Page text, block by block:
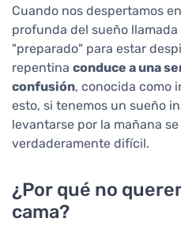
Cuando nos despertamos
profunda del sueño llamada
"preparado" para estar
repentina conduce a una
confusión, conocida como
esto, si tenemos un sueño
levantarse por la mañana
verdaderamente difícil.
¿Por qué no
cama?